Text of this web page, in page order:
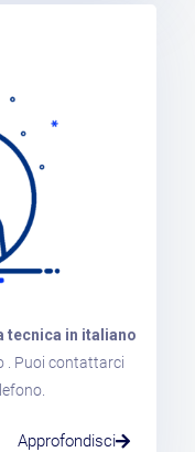
tecnica in italiano
. Puoi contattarci
Approfondisci